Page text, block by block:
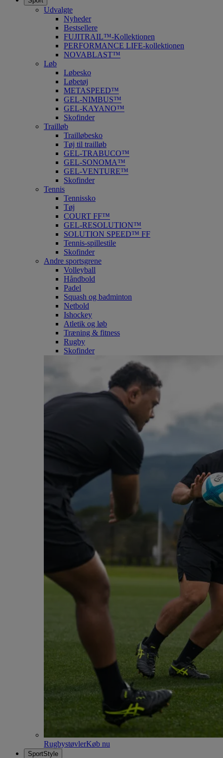
Udvalgte
Nyheder
Bestsellere
FUJITRAIL™-Kollektionen
PERFORMANCE LIFE-kollektionen
NOVABLAST™
Løb
Løbesko
Løbetøj
METASPEED™
GEL-NIMBUS™
GEL-KAYANO™
Skofinder
Trailløb
Trailløbesko
Tøj til trailløb
GEL-TRABUCO™
GEL-SONOMA™
GEL-VENTURE™
Skofinder
Tennis
Tennissko
Tøj
COURT FF™
GEL-RESOLUTION™
SOLUTION SPEED™ FF
Tennis-spillestile
Skofinder
Andre sportsgrene
Volleyball
Håndbold
Padel
Squash og badminton
Netbold
Ishockey
Atletik og løb
Træning & fitness
Rugby
Skofinder
RugbystøvlerKøb nu
SportStyle